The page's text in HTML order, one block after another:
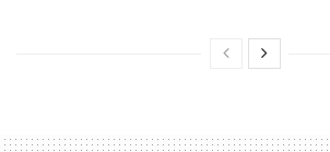
2026-07-31